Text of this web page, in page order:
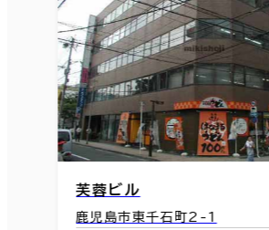
芙蓉ビル
鹿児島市東千石町2-1